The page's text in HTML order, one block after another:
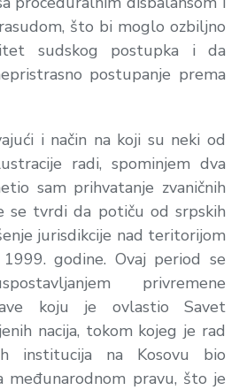
što bi moglo ozbiljno
sudskog postupka i da
postupanje prema
i način na koji su neki od
radi, spominjem dva
sam prihvatanje zvaničnih
se tvrdi da potiču od srpskih
jurisdikcije nad teritorijom
godine. Ovaj period se
privremene
koju je ovlastio Savet
nacija, tokom kojeg je rad
institucija na Kosovu bio
međunarodnom pravu, što je